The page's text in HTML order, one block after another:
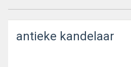
antieke kandelaar